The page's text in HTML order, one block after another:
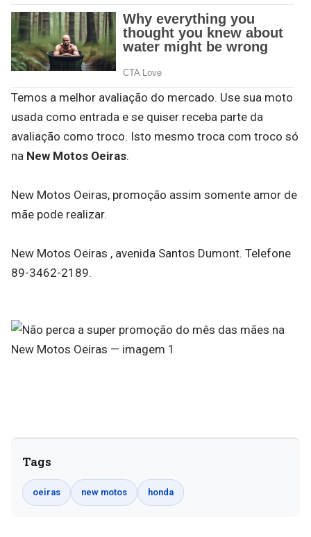
Temos a melhor avaliação do mercado. Use sua moto
usada como entrada e se quiser receba parte da
avaliação como troco. Isto mesmo troca com troco só
na New Motos Oeiras.
New Motos Oeiras, promoção assim somente amor de
mãe pode realizar.
New Motos Oeiras , avenida Santos Dumont. Telefone
89-3462-2189.
Tags
oeiras new motos honda